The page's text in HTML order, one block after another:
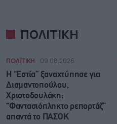
ΠΟΛΙΤΙΚΗ
ΠΟΛΙΤΙΚΗ 09.08.2026
Η “Εστία” ξαναχτύπησε για
Διαμαντοπούλου,
Χριστοδουλάκη:
“Φαντασιόπληκτο ρεπορτάζ”
απαντά το ΠΑΣΟΚ